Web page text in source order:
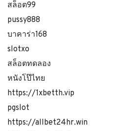
สล็อต99
pussy888
บาคาร่า168
slotxo
สล็อตทดลอง
หนังโป๊ไทย
https://1xbetth.vip
pgslot
https://allbet24hr.win